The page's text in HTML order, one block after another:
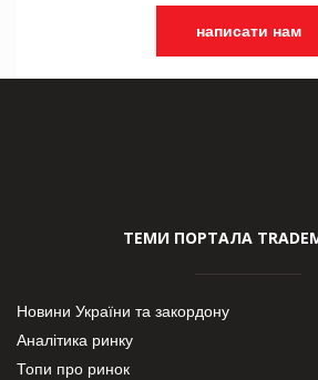
написати нам
ТЕМИ ПОРТАЛА
Новини України та закордону
Аналітика ринку
Топи про ринок